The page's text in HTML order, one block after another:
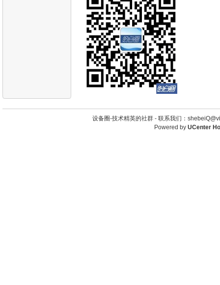
设备圈-技术精英的社群 - 联系我们：
Powered by UCenter